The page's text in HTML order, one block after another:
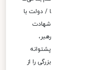
ا / دولت با
شهادت
رهبر،
پشتوانه
بزرگی را از